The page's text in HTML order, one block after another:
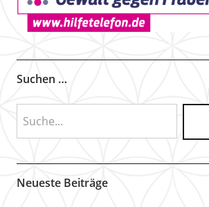
Suchen …
Neueste Beiträge